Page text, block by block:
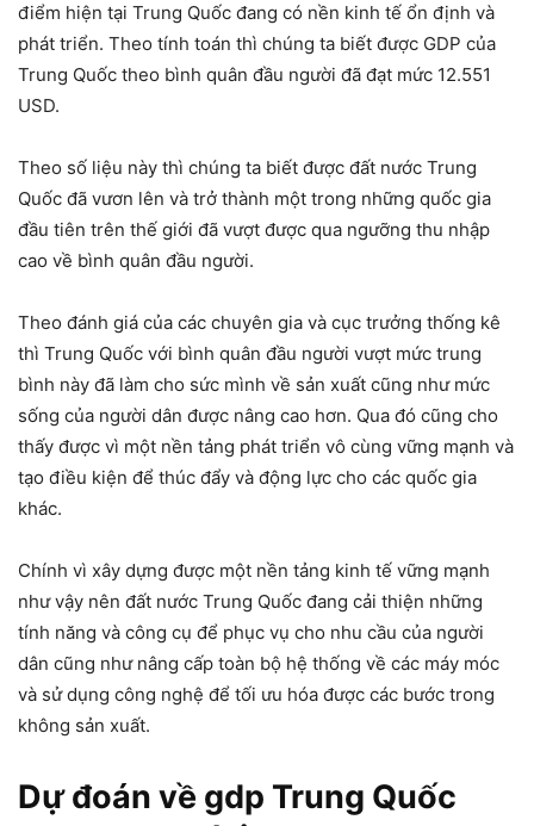
điểm hiện tại Trung Quốc đang có nền kinh tế ổn định và
phát triển. Theo tính toán thì chúng ta biết được GDP của
Trung Quốc theo bình quân đầu người đã đạt mức 12.551
USD.
Theo số liệu này thì chúng ta biết được đất nước Trung
Quốc đã vươn lên và trở thành một trong những quốc gia
đầu tiên trên thế giới đã vượt được qua ngưỡng thu nhập
cao về bình quân đầu người.
Theo đánh giá của các chuyên gia và cục trưởng thống kê
thì Trung Quốc với bình quân đầu người vượt mức trung
bình này đã làm cho sức mình về sản xuất cũng như mức
sống của người dân được nâng cao hơn. Qua đó cũng cho
thấy được vì một nền tảng phát triển vô cùng vững mạnh và
tạo điều kiện để thúc đẩy và động lực cho các quốc gia
khác.
Chính vì xây dựng được một nền tảng kinh tế vững mạnh
như vậy nên đất nước Trung Quốc đang cải thiện những
tính năng và công cụ để phục vụ cho nhu cầu của người
dân cũng như nâng cấp toàn bộ hệ thống về các máy móc
và sử dụng công nghệ để tối ưu hóa được các bước trong
không sản xuất.
Dự đoán về gdp Trung Quốc